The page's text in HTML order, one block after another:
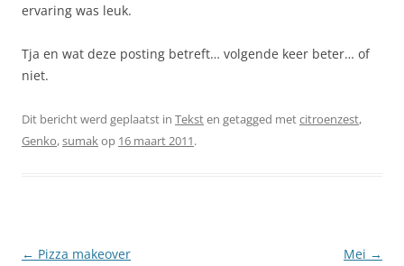
ervaring was leuk.
Tja en wat deze posting betreft… volgende keer beter… of
niet.
Dit bericht werd geplaatst in Teksten getagged metcitroenzest,
Genko,sumakop 16 maart 2011.
Berichtnavigatie
← Pizza makeover Mei →